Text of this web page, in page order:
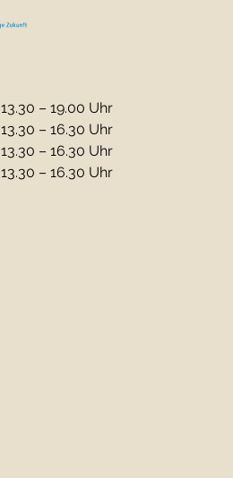
13.30 – 19.00 Uhr
13.30 – 16.30 Uhr
13.30 – 16.30 Uhr
13.30 – 16.30 Uhr